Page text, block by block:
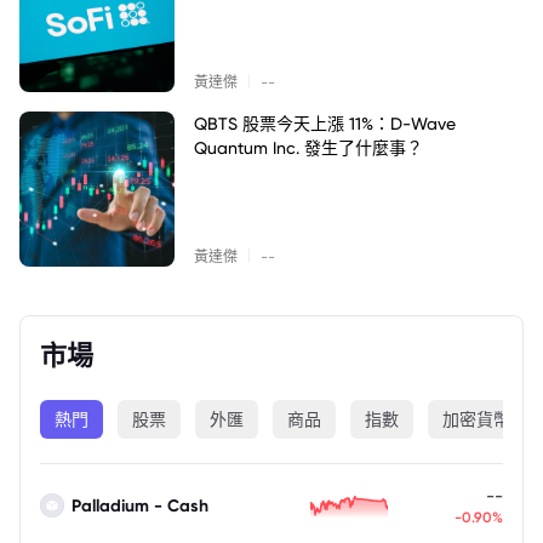
黃達傑 --
QBTS 股票今天上漲 11%：D-Wave
Quantum Inc. 發生了什麼事？
黃達傑 --
市場
熱門 股票 外匯 商品 指數 加密貨幣
Palladium - Cash --
-0.90%